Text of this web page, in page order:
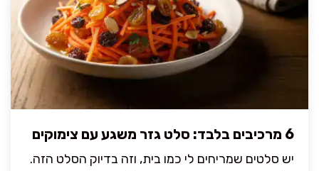
6 מרכיבים בלבד: סלט גזר משגע עם צימוקים
יש סלטים שמריחים לי כמו בית, וזה בדיוק הסלט הזה.